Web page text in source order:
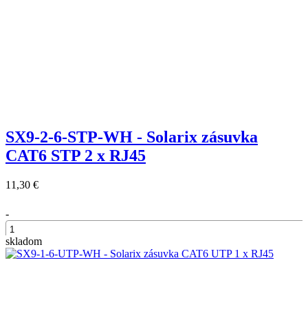
SX9-2-6-STP-WH - Solarix zásuvka
CAT6 STP 2 x RJ45
11,30 €
-
+
skladom